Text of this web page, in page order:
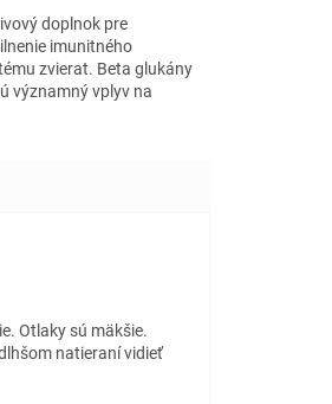
doplnok pre
imunitného
zvierat. Beta glukány
významný vplyv na
5 hviezdičiek.
Otlaky sú mäkšie.
natieraní vidieť